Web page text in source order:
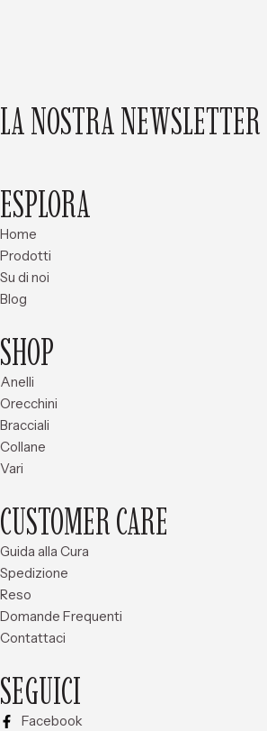
LA NOSTRA NEWSLETTER
ESPLORA
Home
Prodotti
Su di noi
Blog
SHOP
Anelli
Orecchini
Bracciali
Collane
Vari
CUSTOMER CARE
Guida alla Cura
Spedizione
Reso
Domande Frequenti
Contattaci
SEGUICI
Facebook